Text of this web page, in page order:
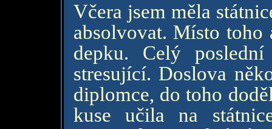
Včera jsem měla
absolvovat. Místo toho
depku. Celý
stresující. Doslova
diplomce, do toho
kuse učila na